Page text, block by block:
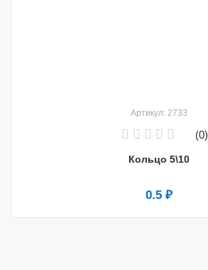
Артикул: 2733
(0)
Кольцо 5\10
0.5 ₽